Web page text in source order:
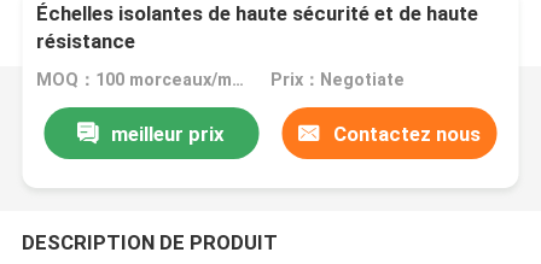
Échelles isolantes de haute sécurité et de haute
résistance
MOQ：100 morceaux/morceaux Prix：Negotiate
meilleur prix Contactez nous
DESCRIPTION DE PRODUIT